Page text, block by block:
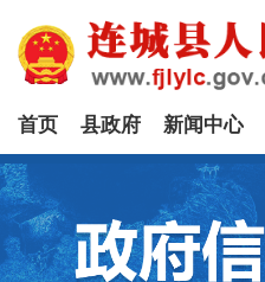
首页 县政府 新闻中心